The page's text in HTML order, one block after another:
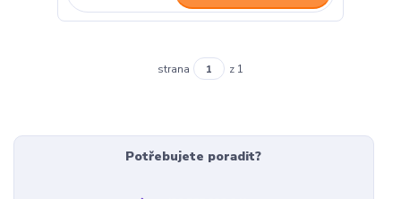
strana z 1
Potřebujete poradit?